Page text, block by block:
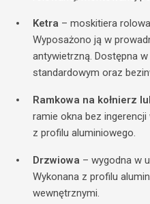
Ketra – moskitiera
Wyposażono ją w
antywietrzną. Dostępna
standardowym oraz
Ramkowa na kołnierz
ramie okna bez
z profilu aluminiowego.
Drzwiowa – wygodna w
Wykonana z profilu
wewnętrznymi.